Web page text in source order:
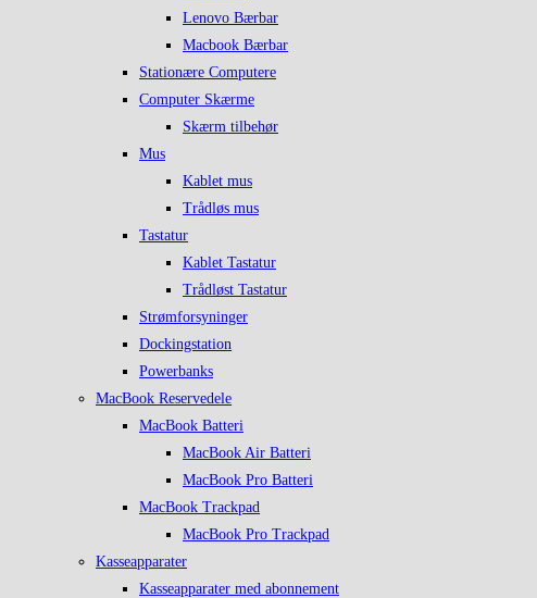
Lenovo Bærbar
Macbook Bærbar
Stationære Computere
Computer Skærme
Skærm tilbehør
Mus
Kablet mus
Trådløs mus
Tastatur
Kablet Tastatur
Trådløst Tastatur
Strømforsyninger
Dockingstation
Powerbanks
MacBook Reservedele
MacBook Batteri
MacBook Air Batteri
MacBook Pro Batteri
MacBook Trackpad
MacBook Pro Trackpad
Kasseapparater
Kasseapparater med abonnement